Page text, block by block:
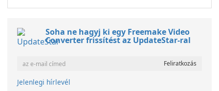
Soha ne hagyj ki egy Freemake Video
Converter frissítést az UpdateStar-ral
Jelenlegi hírlevél